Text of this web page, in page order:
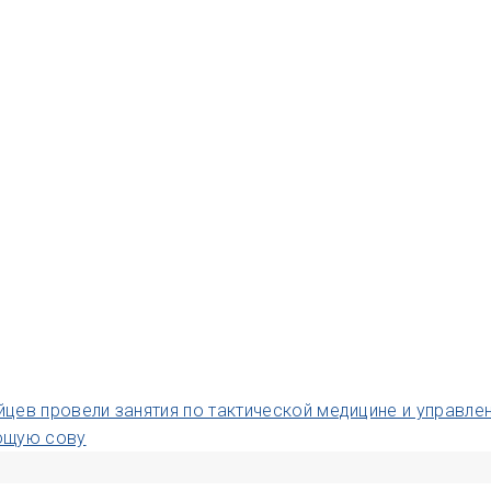
провели занятия по тактической медицине и
сову